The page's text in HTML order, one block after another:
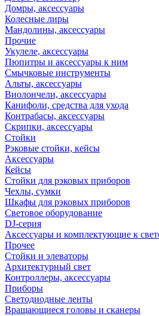
Домры, аксессуары
Колесные лиры
Мандолины, аксессуары
Прочие
Укулеле, аксессуары
Пюпитры и аксессуары к ним
Смычковые инструменты
Альты, аксессуары
Виолончели, аксессуары
Канифоли, средства для ухода
Контрабасы, аксессуары
Скрипки, аксессуары
Стойки
Рэковые стойки, кейсы
Аксессуары
Кейсы
Стойки для рэковых приборов
Чехлы, сумки
Шкафы для рэковых приборов
Световое оборудование
DJ-серия
Аксессуары и комплектующие к
Прочее
Стойки и элеваторы
Архитектурный свет
Контроллеры, аксессуары
Приборы
Светодиодные ленты
Вращающиеся головы и сканеры